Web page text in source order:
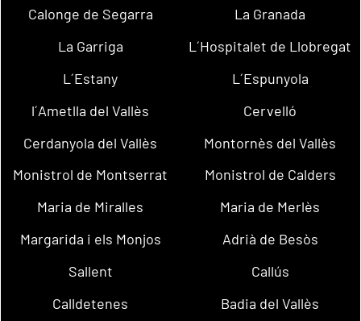
Calonge de Segarra
La Granada
La Garriga
L´Hospitalet de Llobregat
L´Estany
L´Espunyola
l´Ametlla del Vallès
Cervelló
Cerdanyola del Vallès
Montornès del Vallès
Monistrol de Montserrat
Monistrol de Calders
Maria de Miralles
Maria de Merlès
Margarida i els Monjos
Adrià de Besòs
Sallent
Callús
Calldetenes
Badia del Vallès